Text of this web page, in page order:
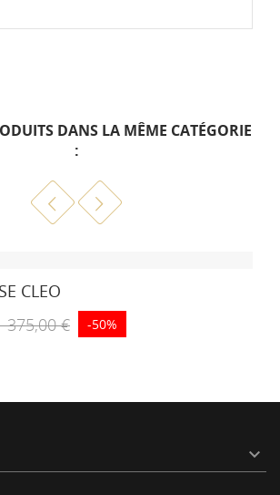
PANTAGRUEL
DANS LA MÊME CATÉGORIE
:
TIKAL TALENTI
